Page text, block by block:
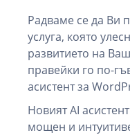
Радваме се да Ви
услуга, която
развитието на
правейки го по-
асистент за
Новият AI
мощен и